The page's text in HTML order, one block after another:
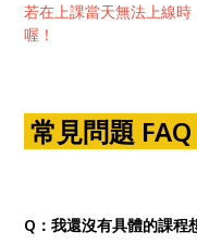
若在上課當天無法上線
喔！
常見問題 FAQ
Q：我還沒有具體的課程